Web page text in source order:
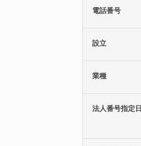
電話番号
設立
業種
法人番号指定日